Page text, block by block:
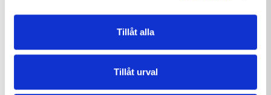
Tillåt alla
Tillåt urval
ytskiktsrenovering
Omfattande fasad- och takarbeten
Vissa utvändiga åtgärder för att förbättra